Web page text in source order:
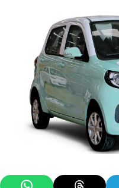
Share on WhatsApp
Share on